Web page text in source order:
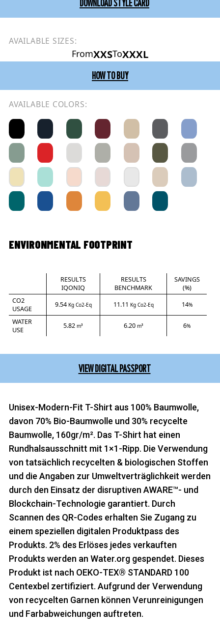
DOWNLOAD STYLE CARD
AVAILABLE SIZES:
FromXXSToXXXL
HOW TO BUY
AVAILABLE COLORS:
ENVIRONMENTAL FOOTPRINT
RESULTS
IQONIQ
RESULTS
BENCHMARK
SAVINGS
(%)
CO2
USAGE
9.54 Kg Co2-Eq 11.11 Kg Co2-Eq 14%
WATER
USE
5.82 m³ 6.20 m³ 6%
VIEW DIGITAL PASSPORT
Unisex-Modern-Fit T-Shirt aus 100% Baumwolle,
davon 70% Bio-Baumwolle und 30% recycelte
Baumwolle, 160gr/m². Das T-Shirt hat einen
Rundhalsausschnitt mit 1×1-Ripp. Die Verwendung
von tatsächlich recycelten & biologischen Stoffen
und die Angaben zur Umweltverträglichkeit werden
durch den Einsatz der disruptiven AWARE™- und
Blockchain-Technologie garantiert. Durch
Scannen des QR-Codes erhalten Sie Zugang zu
einem speziellen digitalen Produktpass des
Produkts. 2% des Erlöses jedes verkauften
Produkts werden an Water.org gespendet. Dieses
Produkt ist nach OEKO-TEX® STANDARD 100
Centexbel zertifiziert. Aufgrund der Verwendung
von recycelten Garnen können Verunreinigungen
und Farbabweichungen auftreten.